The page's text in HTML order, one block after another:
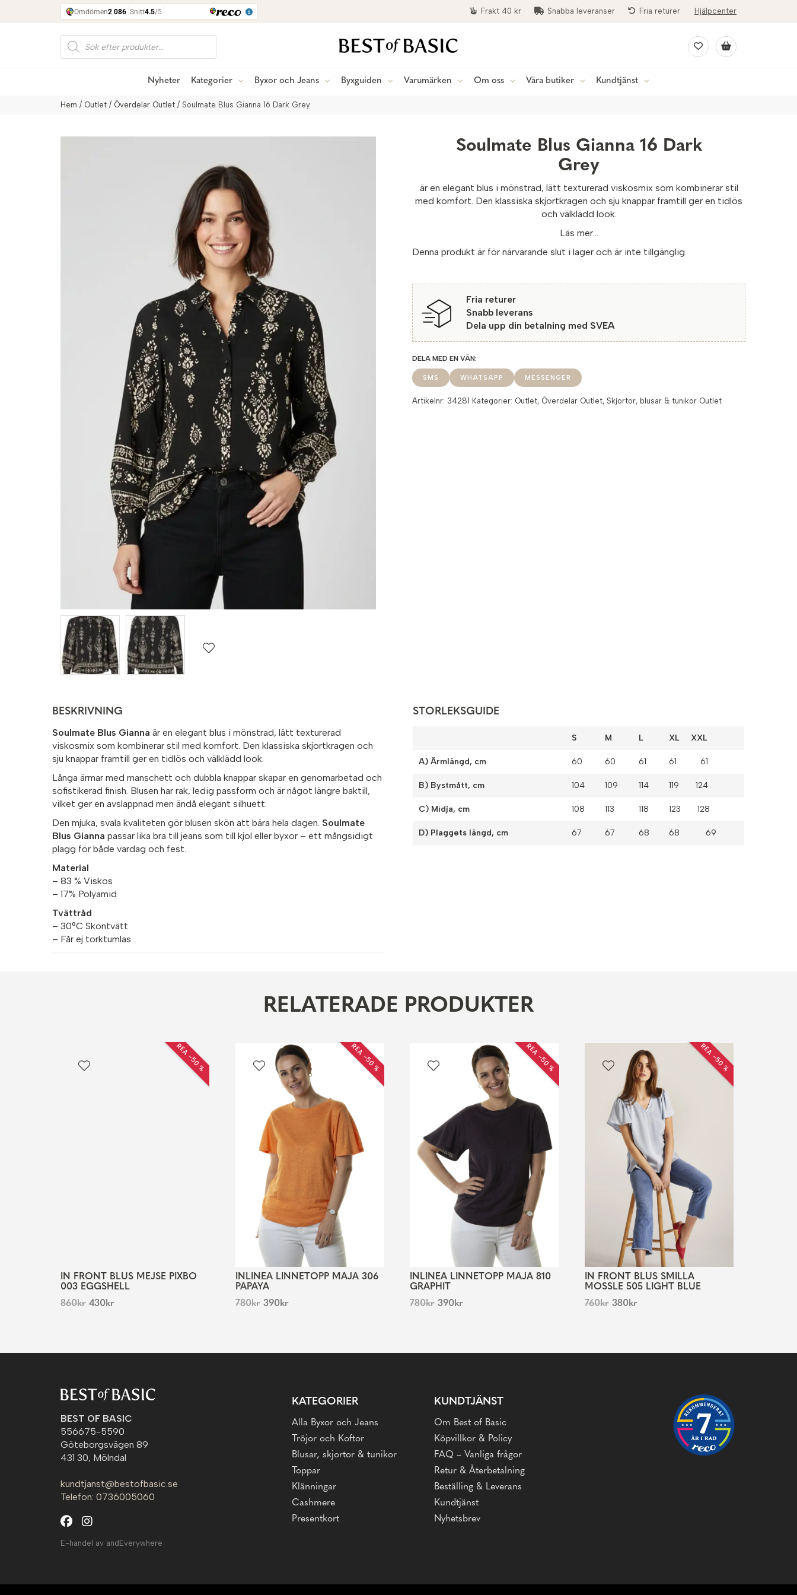
Frakt 40 kr Snabba leveranser Fria returer Hjälpcenter
Produktsökning
Nyheter Kategorier Byxor och Jeans Byxguiden Varumärken Om oss Våra butiker Kundtjänst
Hem / Outlet / Överdelar Outlet / Soulmate Blus Gianna 16 Dark Grey
Soulmate Blus Gianna 16 Dark
Grey
är en elegant blus i mönstrad, lätt texturerad viskosmix som kombinerar stil
med komfort. Den klassiska skjortkragen och sju knappar framtill ger en tidlös
och välklädd look.
Läs mer...
Denna produkt är för närvarande slut i lager och är inte tillgänglig.
Fria returer
Snabb leverans
Dela upp din betalning med SVEA
SMS WHATSAPP MESSENGER
Artikelnr: 34281 Kategorier: Outlet, Överdelar Outlet, Skjortor, blusar & tunikor Outlet
BESKRIVNING
Soulmate Blus Gianna är en elegant blus i mönstrad, lätt texturerad
viskosmix som kombinerar stil med komfort. Den klassiska skjortkragen och
sju knappar framtill ger en tidlös och välklädd look.
Långa ärmar med manschett och dubbla knappar skapar en genomarbetad och
sofistikerad finish. Blusen har rak, ledig passform och är något längre baktill,
vilket ger en avslappnad men ändå elegant silhuett.
Den mjuka, svala kvaliteten gör blusen skön att bära hela dagen. Soulmate
Blus Gianna passar lika bra till jeans som till kjol eller byxor – ett mångsidigt
plagg för både vardag och fest.
Material
– 83 % Viskos
– 17% Polyamid
Tvättråd
– 30°C Skontvätt
– Får ej torktumlas
STORLEKSGUIDE
S M L XL XXL
A) Ärmlängd, cm 60 60 61 61 61
B) Bystmått, cm 104 109 114 119 124
C) Midja, cm 108 113 118 123 128
D) Plaggets längd, cm 67 67 68 68 69
RELATERADE PRODUKTER
REA −50 %
IN FRONT BLUS MEJSE PIXBO
003 EGGSHELL
860kr 430kr
REA −50 %
INLINEA LINNETOPP MAJA 306
PAPAYA
780kr 390kr
REA −50 %
INLINEA LINNETOPP MAJA 810
GRAPHIT
780kr 390kr
REA −50 %
IN FRONT BLUS SMILLA
MOSSLE 505 LIGHT BLUE
760kr 380kr
BEST OF BASIC
556675-5590
Göteborgsvägen 89
431 30, Mölndal
kundtjanst@bestofbasic.se
Telefon: 0736005060
E-handel av andEverywhere
KATEGORIER
Alla Byxor och Jeans
Tröjor och Koftor
Blusar, skjortor & tunikor
Toppar
Klänningar
Cashmere
Presentkort
KUNDTJÄNST
Om Best of Basic
Köpvillkor & Policy
FAQ – Vanliga frågor
Retur & Återbetalning
Beställing & Leverans
Kundtjänst
Nyhetsbrev